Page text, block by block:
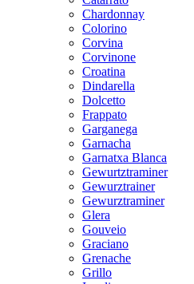
Chardonnay
Colorino
Corvina
Corvinone
Croatina
Dindarella
Dolcetto
Frappato
Garganega
Garnacha
Garnatxa Blanca
Gewurtztraminer
Gewurztrainer
Gewurztraminer
Glera
Gouveio
Graciano
Grenache
Grillo